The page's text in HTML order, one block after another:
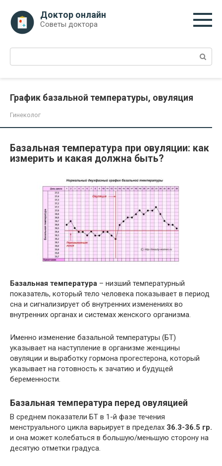
контенту
Доктор онлайн
Советы доктора
Поиск:
График базальной температуры, овуляция
Гинеколог
Базальная температура при овуляции: как
измерить и какая должна быть?
Базальная температура – низший температурный
показатель, который тело человека показывает в период
сна и сигнализирует об внутренних изменениях во
внутренних органах и системах женского организма.
Именно изменение базальной температуры (БТ)
указывает на наступление в организме женщины
овуляции и выработку гормона прогестерона, который
указывает на готовность к зачатию и будущей
беременности.
Базальная температура перед овуляцией
В среднем показатели БТ в 1-й фазе течения
менструального цикла варьирует в пределах 36.3-36.5 гр.
и она может колебаться в большую/меньшую сторону на
десятую отметки градуса.